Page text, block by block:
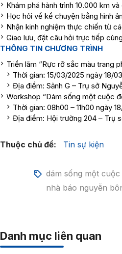
Khám phá hành trình 10.000 km
Học hỏi về kể chuyện bằng hình
Nhận kinh nghiệm thực chiến từ
Giao lưu, đặt câu hỏi trực tiếp
THÔNG TIN CHƯƠNG TRÌNH
Triển lãm “Rực rỡ sắc màu trang
Thời gian: 15/03/2025 ngày 18/
Địa điểm: Sảnh G – Trụ sở
Workshop “Dám sống một cuộc
Thời gian: 08h00 – 11h00 ngày
Địa điểm: Hội trường 204 – Trụ
Thuộc chủ đề: Tin sự kiện
dám sống một
nhà báo nguyễn
Danh mục liên quan